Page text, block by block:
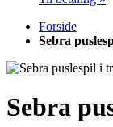
Forside
Sebra
Sebra